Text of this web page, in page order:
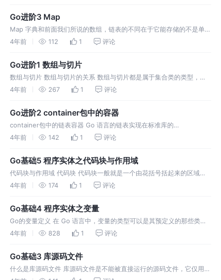
Go进阶3 Map
Map 字典和前面我们所说的数组，链表的不同在于它能存储的不是单一
值的集合，而是键值对的集合。 声明方法 var map1
4年前 112 1 评论
Go进阶1 数组与切片
数组与切片 数组与切片的关系 数组与切片都是属于集合类的类型，并
且它们的值也都可以用来存储某一种类型的值（或者说元素）。 数组与
定的，而
4年前 267 1 评论
Go进阶2 container包中的容器
container包中的链表容器 Go 语言的链表实现在标准库的
container/list代码包中。这个代码包中有两个公开的程序实体——List
4年前 142 1 评论
Go基础5 程序实体之代码块与作用域
代码块与作用域 代码块 代码块一般就是一个由花括号括起来的区域，
里面可以包含表达式和语句。 一个代码块可以有若干个子代码块；但对
前者的外
4年前 174 1 评论
Go基础4 程序实体之变量
Go的变量定义 在 Go 语言中，变量的类型可以是其预定义的那些类
型，也可以是程序自定义的函数、结构体或接口。 变量声明的几种方式
4年前 828 1 评论
Go基础3 库源码文件
什么是库源码文件 库源码文件是不能被直接运行的源码文件，它仅用于